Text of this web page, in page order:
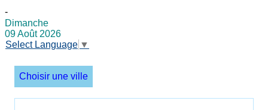
-
Dimanche
09 Août 2026
Select Language ▼
Choisir une ville